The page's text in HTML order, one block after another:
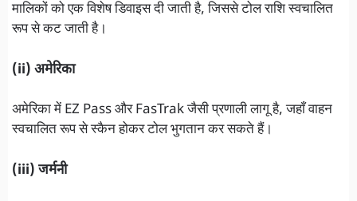
मालिकों को एक विशेष डिवाइस दी जाती है, जिससे टोल राशि स्वचालित
रूप से कट जाती है।
(ii) अमेरिका
अमेरिका में EZ Pass और FasTrak जैसी प्रणाली लागू है, जहाँ वाहन
स्वचालित रूप से स्कैन होकर टोल भुगतान कर सकते हैं।
(iii) जर्मनी